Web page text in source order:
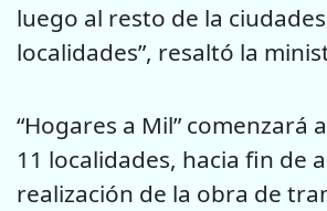
luego al resto de la
localidades”, resaltó la
“Hogares a Mil” comenzará
11 localidades, hacia fin de
realización de la obra de